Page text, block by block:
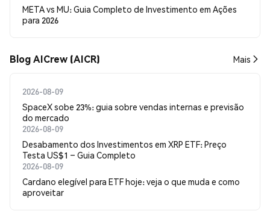
META vs MU: Guia Completo de Investimento em Ações
para 2026
Blog AICrew (AICR) Mais
2026-08-09
SpaceX sobe 23%: guia sobre vendas internas e previsão
do mercado
2026-08-09
Desabamento dos Investimentos em XRP ETF: Preço
Testa US$1 – Guia Completo
2026-08-09
Cardano elegível para ETF hoje: veja o que muda e como
aproveitar